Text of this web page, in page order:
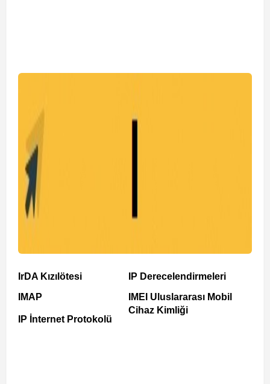
IrDA Kızılötesi
IMAP
IP İnternet Protokolü
IP Derecelendirmeleri
IMEI Uluslararası Mobil
Cihaz Kimliği